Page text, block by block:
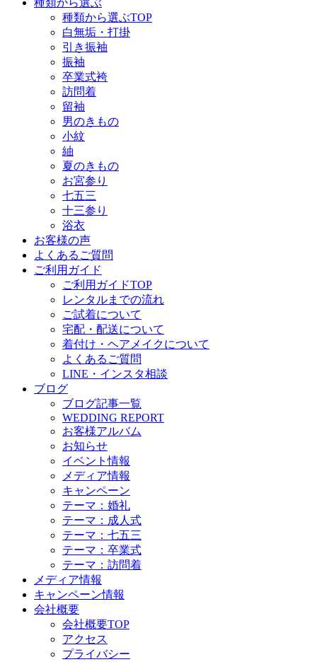
種類から選ぶ
種類から選ぶTOP
白無垢・打掛
引き振袖
振袖
卒業式袴
訪問着
留袖
男のきもの
小紋
紬
夏のきもの
お宮参り
七五三
十三参り
浴衣
お客様の声
よくあるご質問
ご利用ガイド
ご利用ガイドTOP
レンタルまでの流れ
ご試着について
宅配・配送について
着付け・ヘアメイクについて
よくあるご質問
LINE・インスタ相談
ブログ
ブログ記事一覧
WEDDING REPORT
お客様アルバム
お知らせ
イベント情報
メディア情報
キャンペーン
テーマ：婚礼
テーマ：成人式
テーマ：七五三
テーマ：卒業式
テーマ：訪問着
メディア情報
キャンペーン情報
会社概要
会社概要TOP
アクセス
プライバシー